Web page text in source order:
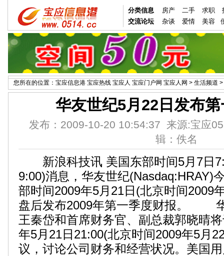
分类信息 房产 二手 求职
交流论坛
杂谈 爱情 美容
您所在的位置： 宝应信息港 宝应热线 宝应人 宝应门户网 宝应人网 > 生活频道 >
华友世纪5月22日发布
发布：2009-10-20 10:54:37 来源:宝应
辑：佚名
新浪科技讯 美国东部时间5月7日
9:00)消息，华友世纪(Nasdaq:HRAY)
部时间2009年5月21日(北京时间2009
盘后发布2009年第一季度财报。
王秦岱和首席财务官、副总裁郭晓晴
年5月21日21:00(北京时间2009年5月
议，讨论公司财务和经营状况。美国